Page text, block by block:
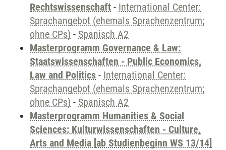
Rechtswissenschaft - International Center:
Sprachangebot (ehemals Sprachenzentrum;
ohne CPs) - Spanisch A2
Masterprogramm Governance & Law:
Staatswissenschaften - Public Economics,
Law and Politics - International Center:
Sprachangebot (ehemals Sprachenzentrum;
ohne CPs) - Spanisch A2
Masterprogramm Humanities & Social
Sciences: Kulturwissenschaften - Culture,
Arts and Media [ab Studienbeginn WS 13/14]